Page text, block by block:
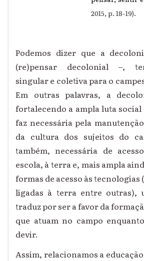
2015, p. 18-19).
Podemos dizer que a
(re)pensar decolonial –,
singular e coletiva para o
Em outras palavras, a
fortalecendo a ampla luta social
faz necessária pela
da cultura dos sujeitos do
também, necessária de
escola, à terra e, mais ampla
formas de acesso às
ligadas à terra entre outras),
traduz por ser a favor da
que atuam no campo
devir.
Assim, relacionamos a